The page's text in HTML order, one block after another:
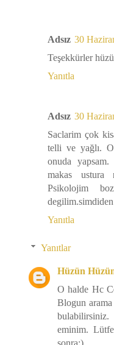
Adsız 30
Teşekkürler
Yanıtla
Adsız 30
Saclarim çok
telli ve yağlı.
onuda
makas ustura
Psikolojim
Yanıtla
Yanıtlar
Hüzün
O halde Hc
Blogun arama
eminim.
sonra:)